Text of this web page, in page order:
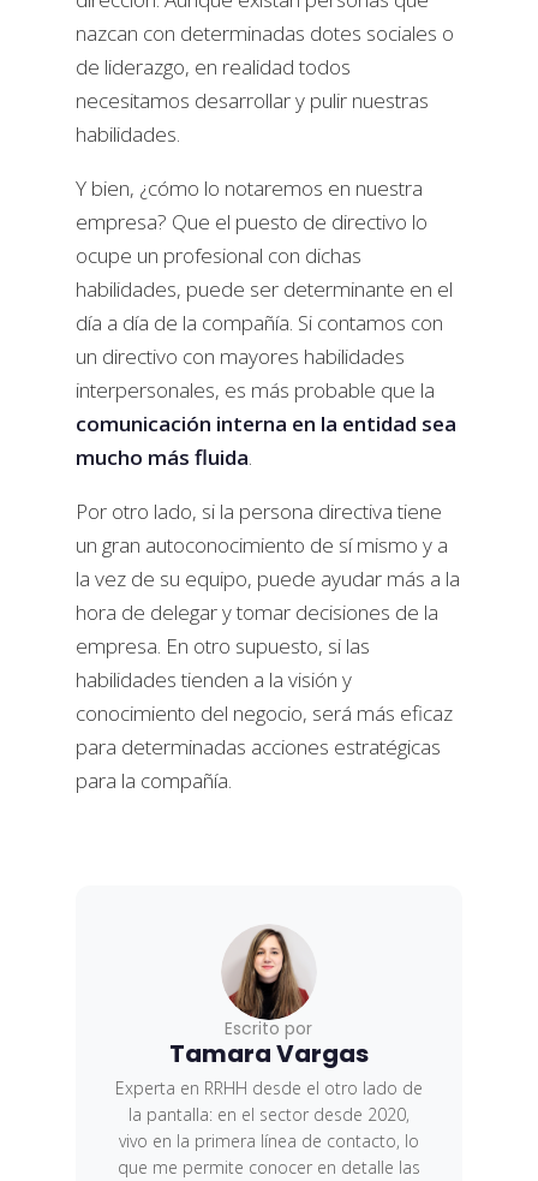
nazcan con determinadas dotes sociales o
de liderazgo, en realidad todos
necesitamos desarrollar y pulir nuestras
habilidades.
Y bien, ¿cómo lo notaremos en nuestra
empresa? Que el puesto de directivo lo
ocupe un profesional con dichas
habilidades, puede ser determinante en el
día a día de la compañía. Si contamos con
un directivo con mayores habilidades
interpersonales, es más probable que la
comunicación interna en la entidad sea
mucho más fluida.
Por otro lado, si la persona directiva tiene
un gran autoconocimiento de sí mismo y a
la vez de su equipo, puede ayudar más a la
hora de delegar y tomar decisiones de la
empresa. En otro supuesto, si las
habilidades tienden a la visión y
conocimiento del negocio, será más eficaz
para determinadas acciones estratégicas
para la compañía.
Escrito por
Tamara Vargas
Experta en RRHH desde el otro lado de
la pantalla: en el sector desde 2020,
vivo en la primera línea de contacto, lo
que me permite conocer en detalle las